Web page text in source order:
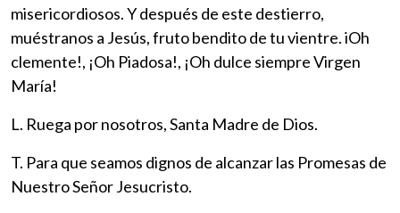
misericordiosos. Y después de este destierro,
muéstranos a Jesús, fruto bendito de tu vientre. iOh
clemente!, ¡Oh Piadosa!, ¡Oh dulce siempre Virgen
María!
L. Ruega por nosotros, Santa Madre de Dios.
T. Para que seamos dignos de alcanzar las Promesas de
Nuestro Señor Jesucristo.